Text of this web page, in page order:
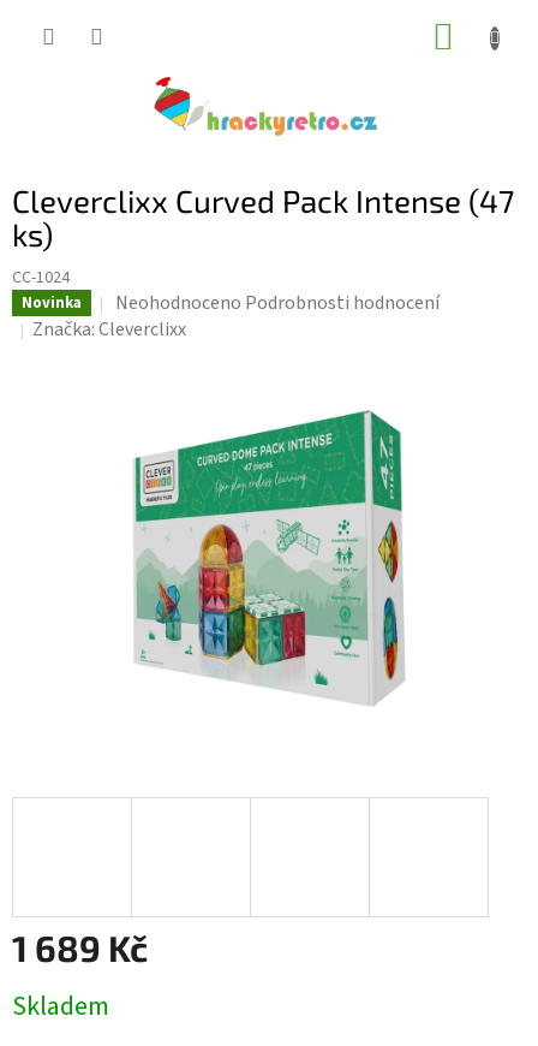
Cleverclixx Curved Pack Intense (47
ks)
CC-1024
Novinka
Průměrné
hodnocení
hvězdiček.
Neohodnoceno Podrobnosti hodnocení
Značka:Cleverclixx
1 689 Kč
cena:
Skladem